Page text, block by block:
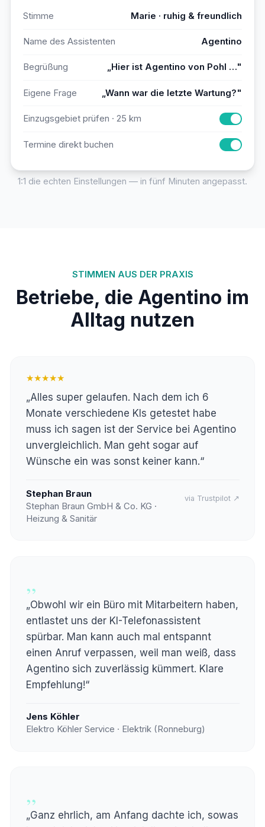
Stimme Marie · ruhig & freundlich
Name des Assistenten Agentino
Begrüßung „Hier ist Agentino von Pohl …"
Eigene Frage „Wann war die letzte Wartung?"
Einzugsgebiet prüfen · 25 km
Termine direkt buchen
1:1 die echten Einstellungen — in fünf Minuten angepasst.
STIMMEN AUS DER PRAXIS
Betriebe, die Agentino im
Alltag nutzen
★★★★★
„Alles super gelaufen. Nach dem ich 6
Monate verschiedene KIs getestet habe
muss ich sagen ist der Service bei Agentino
unvergleichlich. Man geht sogar auf
Wünsche ein was sonst keiner kann.“
Stephan Braun
Stephan Braun GmbH & Co. KG ·
Heizung & Sanitär
via Trustpilot ↗
„
„Obwohl wir ein Büro mit Mitarbeitern haben,
entlastet uns der KI-Telefonassistent
spürbar. Man kann auch mal entspannt
einen Anruf verpassen, weil man weiß, dass
Agentino sich zuverlässig kümmert. Klare
Empfehlung!“
Jens Köhler
Elektro Köhler Service · Elektrik (Ronneburg)
„
„Ganz ehrlich, am Anfang dachte ich, sowas